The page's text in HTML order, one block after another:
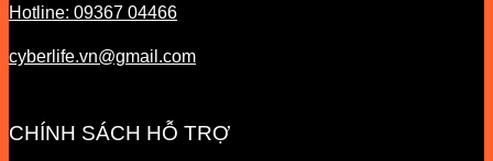
Hotline: 09367 04466
cyberlife.vn@gmail.com
CHÍNH SÁCH HỖ TRỢ